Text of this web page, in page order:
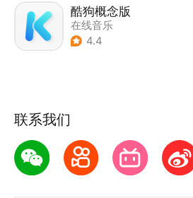
酷狗概念版
在线音乐
4.4
联系我们